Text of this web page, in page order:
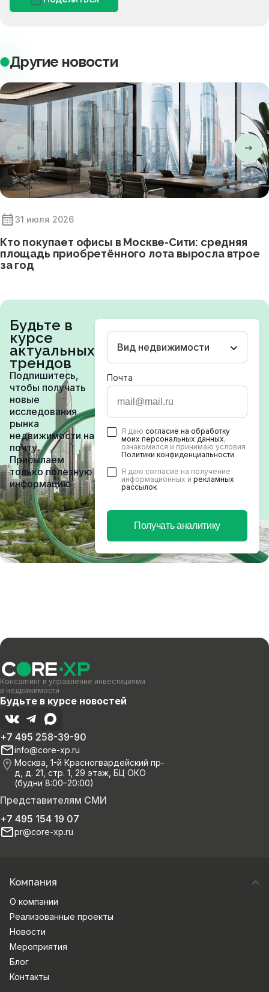
Другие новости
31 июля 2026
Кто покупает офисы в Москве-Сити: средняя
площадь приобретённого лота выросла втрое
за год
Будьте в
курсе
актуальных
трендов
Подпишитесь,
чтобы получать
новые
исследования
рынка
недвижимости на
почту.
Присылаем
только полезную
информацию
Вид недвижимости
Почта
Я даю согласие на обработку
моих персональных данных,
ознакомился и принимаю условия
Политики конфиденциальности
Я даю согласие на получение
информационных и рекламных
рассылок
Получать аналитику
Консалтинг и управление инвестициями
в недвижимости
Будьте в курсе новостей
Представителям СМИ
+7 495 154 19 07
pr@core-xp.ru
+7 495 258-39-90
info@core-xp.ru
Москва, 1-й Красногвардейский пр-
д, д. 21, стр. 1, 29 этаж, БЦ ОКО
(будни 8:00–20:00)
Компания
О компании
Реализованные проекты
Новости
Мероприятия
Блог
Контакты